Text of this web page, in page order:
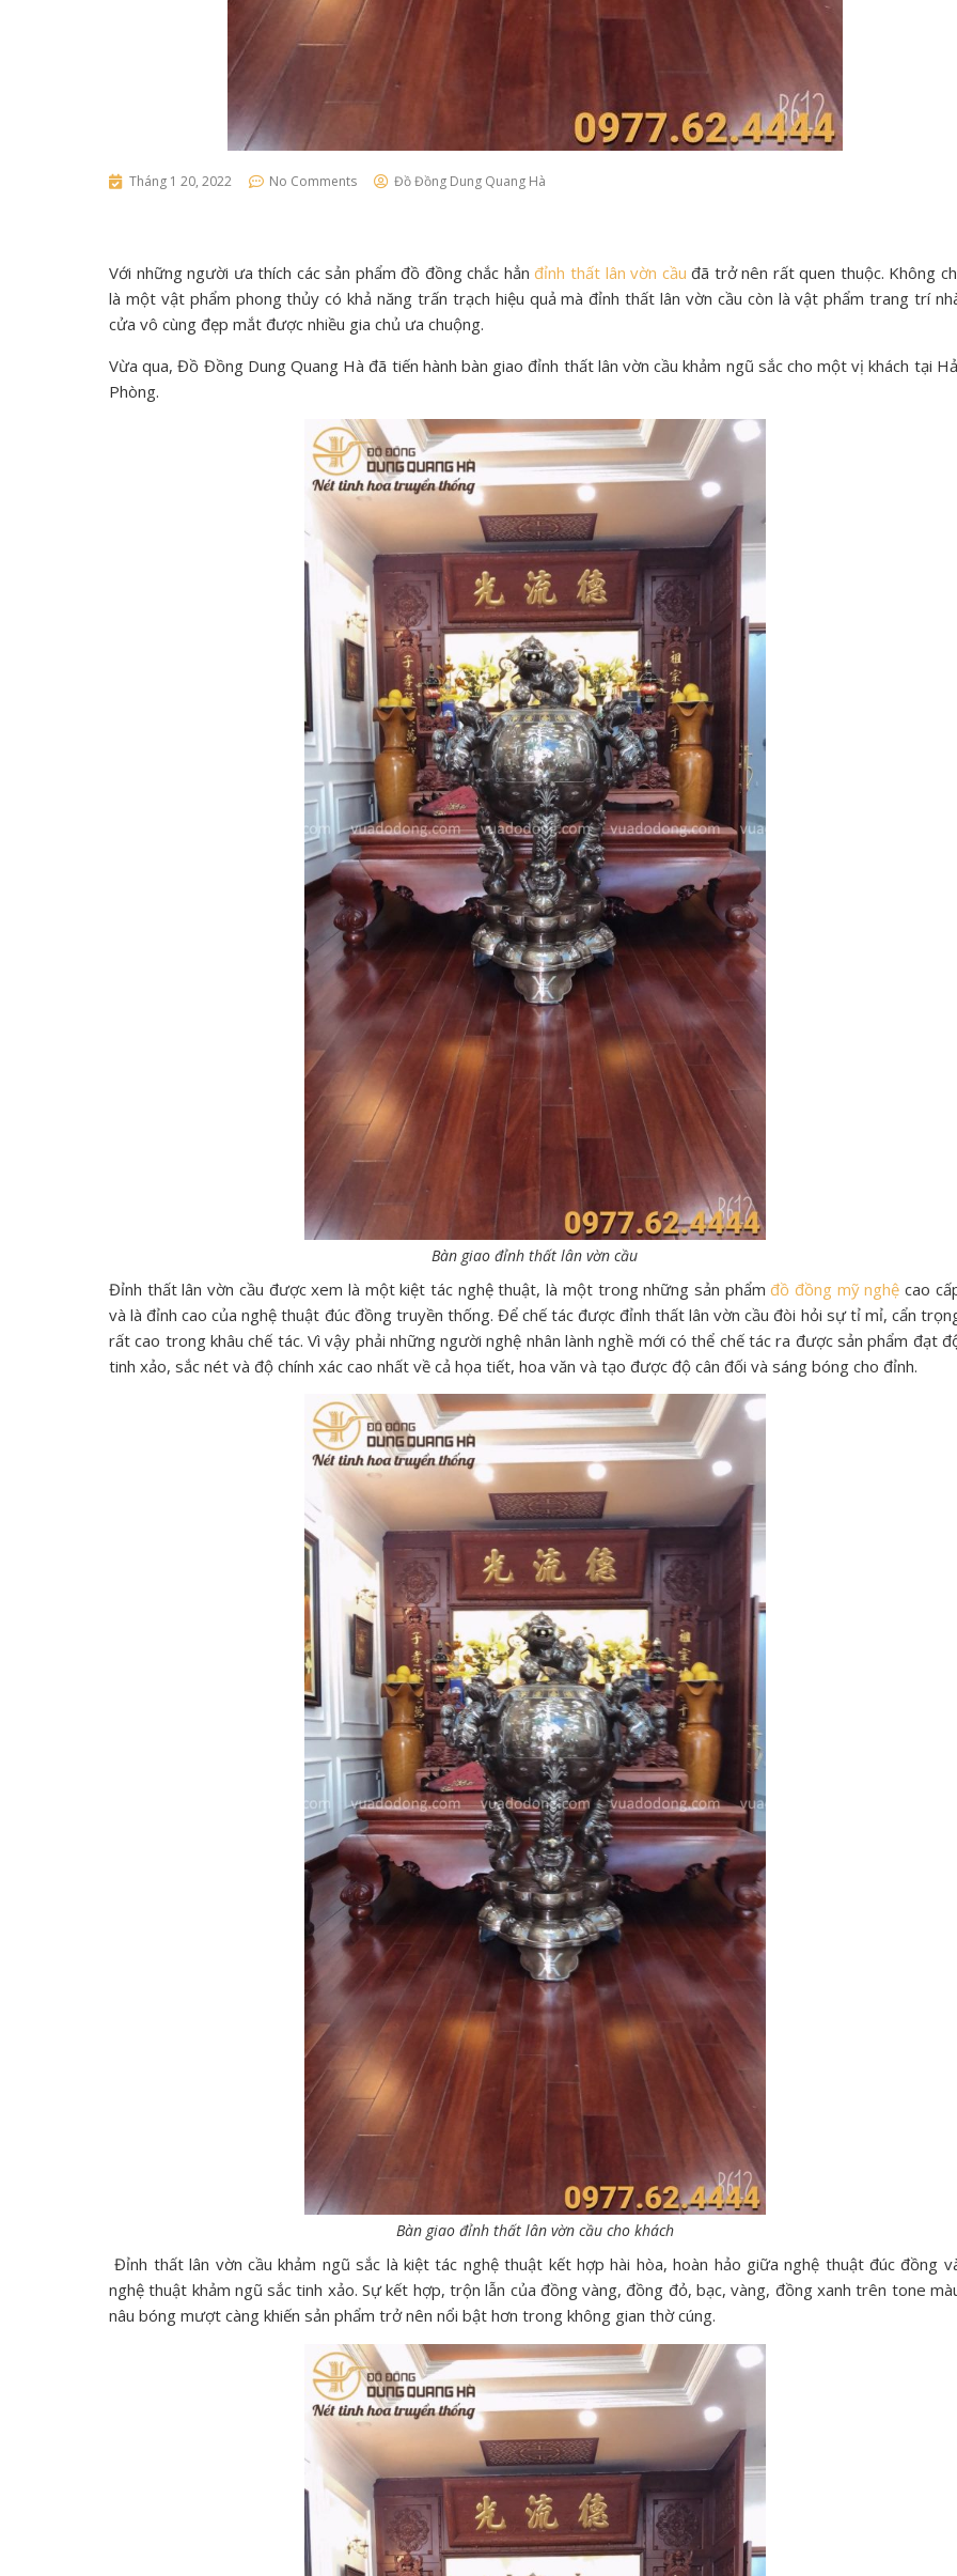
Tháng 1 20, 2022 No Comments Đồ Đồng Dung Quang Hà
Với những người ưa thích các sản phẩm đồ đồng chắc hẳnđỉnh thất lân vờn cầu đã trở nên rất quen thuộc. Không
là một vật phẩm phong thủy có khả năng trấn trạch hiệu quả mà đỉnh thất lân vờn cầu còn là vật phẩm trang trí
cửa vô cùng đẹp mắt được nhiều gia chủ ưa chuộng.
Vừa qua, Đồ Đồng Dung Quang Hà đã tiến hành bàn giao đỉnh thất lân vờn cầu khảm ngũ sắc cho một vị khách tại
Phòng.
Bàn giao đỉnh thất lân vờn cầu
Đỉnh thất lân vờn cầu được xem là một kiệt tác nghệ thuật, là một trong những sản phẩmđồ đồng mỹ nghệ cao
và là đỉnh cao của nghệ thuật đúc đồng truyền thống. Để chế tác được đỉnh thất lân vờn cầu đòi hỏi sự tỉ mỉ, cẩn
rất cao trong khâu chế tác. Vì vậy phải những người nghệ nhân lành nghề mới có thể chế tác ra được sản phẩm đạt
tinh xảo, sắc nét và độ chính xác cao nhất về cả họa tiết, hoa văn và tạo được độ cân đối và sáng bóng cho đỉnh.
Bàn giao đỉnh thất lân vờn cầu cho khách
Đỉnh thất lân vờn cầu khảm ngũ sắc là kiệt tác nghệ thuật kết hợp hài hòa, hoàn hảo giữa nghệ thuật đúc đồng
nghệ thuật khảm ngũ sắc tinh xảo. Sự kết hợp, trộn lẫn của đồng vàng, đồng đỏ, bạc, vàng, đồng xanh trên tone
nâu bóng mượt càng khiến sản phẩm trở nên nổi bật hơn trong không gian thờ cúng.